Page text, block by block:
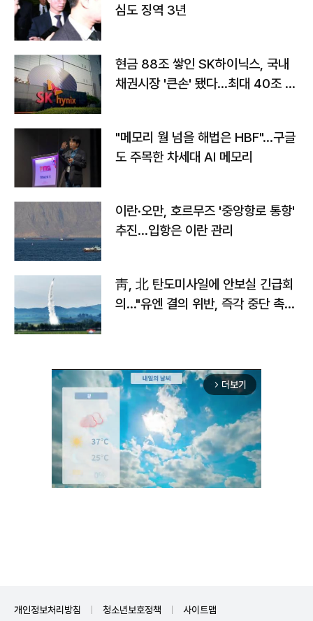
심도 징역 3년
현금 88조 쌓인 SK하이닉스, 국내
채권시장 '큰손' 됐다…최대 40조 투
"메모리 월 넘을 해법은 HBF"…구글
도 주목한 차세대 AI 메모리
이란·오만, 호르무즈 '중앙항로 통항'
추진…입항은 이란 관리
靑, 北 탄도미사일에 안보실 긴급회
의…"유엔 결의 위반, 즉각 중단 촉
arrow_forward_ios 더보기
개인정보처리방침 청소년보호정책 사이트맵